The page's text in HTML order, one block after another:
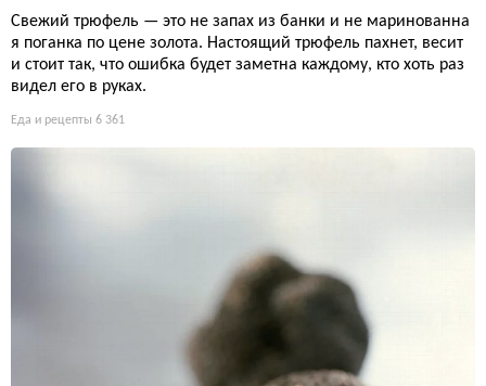
Свежий трюфель — это не запах из банки и не маринованна
я поганка по цене золота. Настоящий трюфель пахнет, весит
и стоит так, что ошибка будет заметна каждому, кто хоть раз
видел его в руках.
Еда и рецепты 6 361